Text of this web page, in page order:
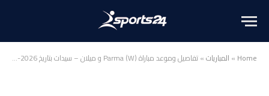
Home
» المباريات»تفاصيل وموعد مباراة Parma (W) و ميلان – سيدات بتاريخ 2026-01-17 في دوري إيطاليا, الدوري الإيطالي للسيدات